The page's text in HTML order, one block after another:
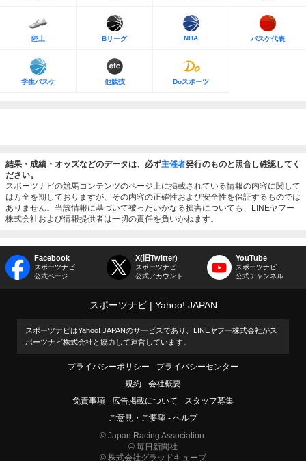
陸上 Bリーグ NBA バスケ代表
学生バスケ 他競技 Doスポーツ
結果・成績・オッズなどのデータは、必ず主催者発行のものと照合し確認してく
ださい。
スポーツナビの競馬コンテンツのページ上に掲載されている情報の内容に関して
は万全を期しておりますが、その内容の正確性および安全性を保証するものでは
ありません。当該情報に基づいて被ったいかなる損害についても、LINEヤフー
株式会社および情報提供者は一切の責任を負いかねます。
Facebook
スポーツナビ
公式ページ
X(旧Twitter)
スポーツナビ
公式アカウント
YouTube
スポーツナビ
公式チャンネル
スポーツナビ Yahoo! JAPAN
スポーツナビはYahoo! JAPANのサービスであり、LINEヤフー株式会社がス
ポーツナビ株式会社と協力して運営しています。
プライバシーポリシー
プライバシーセンター
規約
会社概要
免責事項
広告掲載について
スタッフ募集
ご意見・ご要望
ヘルプ
© Japan Racing Association.
© 毎日新聞社
© 株式会社グラッドキューブ